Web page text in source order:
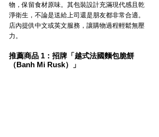
物，保留食材原味。其包裝設計充滿現代感且乾
淨衛生，不論是送給上司還是朋友都非常合適。
店內提供中文或英文服務，讓購物過程輕鬆無壓
力。
推薦商品 1：招牌「越式法國麵包脆餅
（Banh Mi Rusk）」